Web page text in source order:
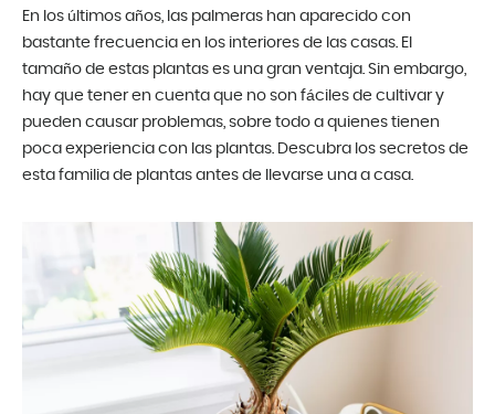
En los últimos años, las palmeras han aparecido con
bastante frecuencia en los interiores de las casas. El
tamaño de estas plantas es una gran ventaja. Sin embargo,
hay que tener en cuenta que no son fáciles de cultivar y
pueden causar problemas, sobre todo a quienes tienen
poca experiencia con las plantas. Descubra los secretos de
esta familia de plantas antes de llevarse una a casa.